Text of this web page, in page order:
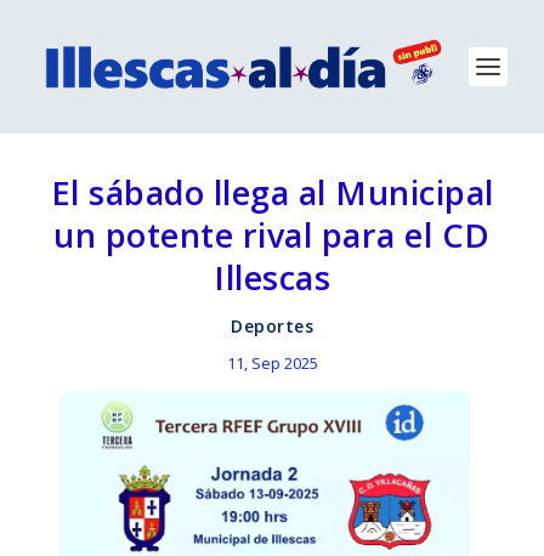
El sábado llega al Municipal
un potente rival para el CD
Illescas
Deportes
11, Sep 2025